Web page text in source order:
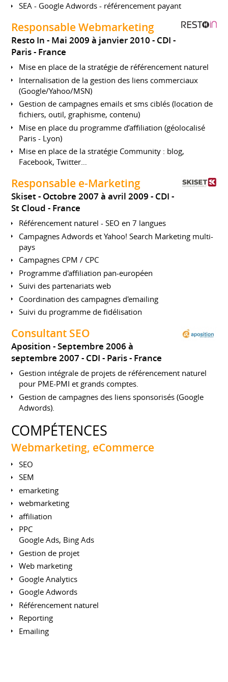
SEA - Google Adwords - référencement payant
Responsable Webmarketing
Resto In Mai 2009 à janvier 2010 CDI
Paris
France
Mise en place de la stratégie de référencement naturel
Internalisation de la gestion des liens commerciaux
(Google/Yahoo/MSN)
Gestion de campagnes emails et sms ciblés (location de
fichiers, outil, graphisme, contenu)
Mise en place du programme d’affiliation (géolocalisé
Paris - Lyon)
Mise en place de la stratégie Community : blog,
Facebook, Twitter…
Responsable e-Marketing
Skiset Octobre 2007 à avril 2009 CDI
St Cloud
France
Référencement naturel - SEO en 7 langues
Campagnes Adwords et Yahoo! Search Marketing multi-
pays
Campagnes CPM / CPC
Programme d'affiliation pan-européen
Suivi des partenariats web
Coordination des campagnes d'emailing
Suivi du programme de fidélisation
Consultant SEO
Aposition
Septembre 2006 à
septembre 2007 CDI Paris France
Gestion intégrale de projets de référencement naturel
pour PME-PMI et grands comptes.
Gestion de campagnes des liens sponsorisés (Google
Adwords).
COMPÉTENCES
Webmarketing, eCommerce
SEO
SEM
emarketing
webmarketing
affiliation
PPC
Google Ads, Bing Ads
Gestion de projet
Web marketing
Google Analytics
Google Adwords
Référencement naturel
Reporting
Emailing